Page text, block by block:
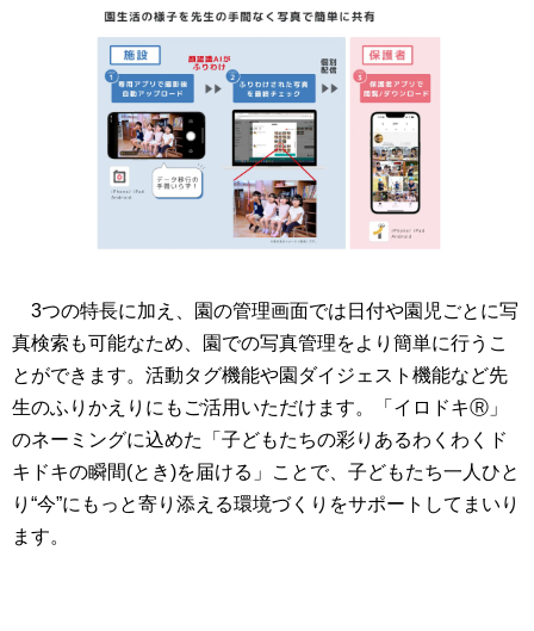
3つの特長に加え、園の管理画面では日付や園児ごとに写
真検索も可能なため、園での写真管理をより簡単に行うこ
とができます。活動タグ機能や園ダイジェスト機能など先
生のふりかえりにもご活用いただけます。「イロドキⓇ」
のネーミングに込めた「子どもたちの彩りあるわくわくド
キドキの瞬間(とき)を届ける」ことで、子どもたち一人ひと
り“今”にもっと寄り添える環境づくりをサポートしてまいり
ます。